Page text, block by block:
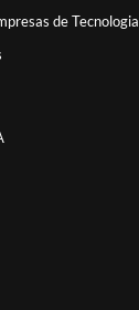
de Tecnologia